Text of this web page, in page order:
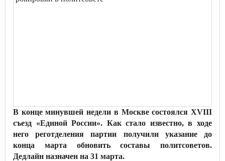
В конце минувшей недели в Москве состоялся XVIII
съезд «Единой России». Как стало известно, в ходе
него реготделения партии получили указание до
конца марта обновить составы политсоветов.
Дедлайн назначен на 31 марта.